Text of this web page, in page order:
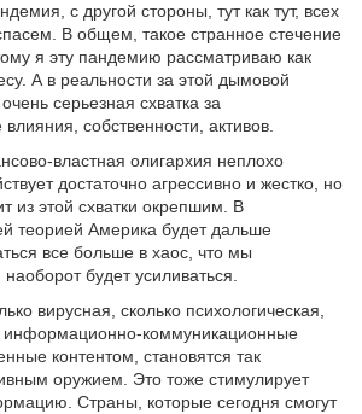
с другой стороны, тут как тут, всех
В общем, такое странное стечение
я эту пандемию рассматриваю как
А в реальности за этой дымовой
серьезная схватка за
собственности, активов.
властная олигархия неплохо
достаточно агрессивно и жестко, но
из этой схватки окрепшим. В
теорией Америка будет дальше
все больше в хаос, что мы
будет усиливаться.
вирусная, сколько психологическая,
информационно-коммуникационные
контентом, становятся так
оружием. Это тоже стимулирует
Страны, которые сегодня смогут